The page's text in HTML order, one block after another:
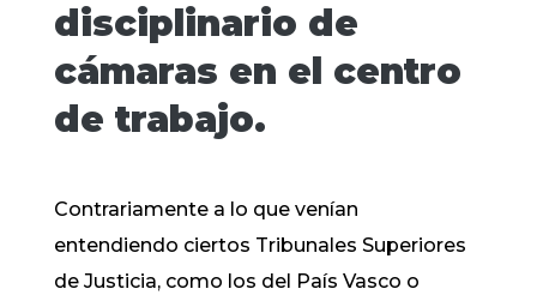
disciplinario de
cámaras en el centro
de trabajo.
Contrariamente a lo que venían
entendiendo ciertos Tribunales Superiores
de Justicia, como los del País Vasco o